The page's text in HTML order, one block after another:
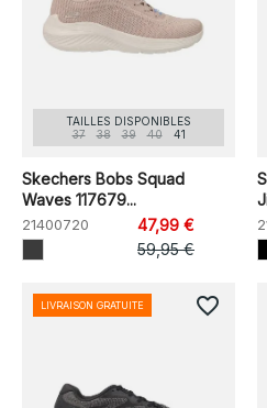
TAILLES DISPONIBLES
37
38 39 40 41
Skechers Bobs Squad
Waves 117679...
21400720
47,99 €
59,95 €
LIVRAISON GRATUITE favorite_border